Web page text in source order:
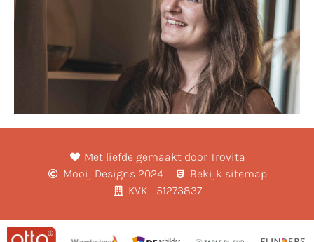
Met liefde gemaakt door Trovita
Mooij Designs 2024
Bekijk sitemap
KVK - 51273837